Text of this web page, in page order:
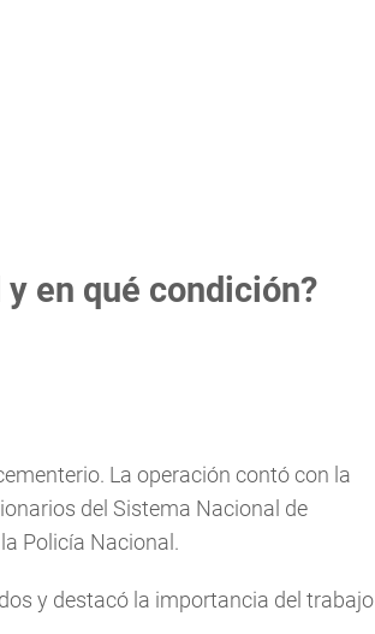
en qué condición?
La operación contó con la
del Sistema Nacional de
Policía Nacional.
y destacó la importancia del trabajo